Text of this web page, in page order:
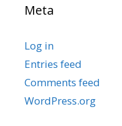
Meta
Log in
Entries feed
Comments feed
WordPress.org